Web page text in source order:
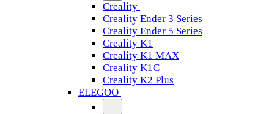
Creality
Creality Ender 3 Series
Creality Ender 5 Series
Creality K1
Creality K1 MAX
Creality K1C
Creality K2 Plus
ELEGOO